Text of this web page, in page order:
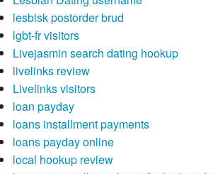
lesbisk postorder brud
lgbt-fr visitors
Livejasmin search dating hookup
livelinks review
Livelinks visitors
loan payday
loans installment payments
loans payday online
local hookup review